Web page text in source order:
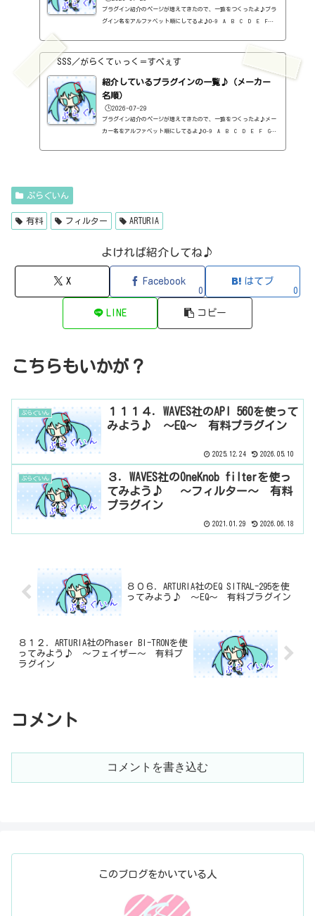
プラグイン紹介のページが増えてきたので、一覧をつくったよ♪プラ
グイン名をアルファベット順にしてるよ♪0-9 A B C D E F G
料）2B DELAYED CLASSIC（2B Played Music・ディレイ・有料）2B RE
VERBED（2B Played Music・リバーブ・有料）2B Shaped Filter（2
B Played Music・フィルタープラグイン・有料）3-Band EQ（Kilohe
arts・EQ・無料）40'S VERY OWN DRUMS（NATIVE INSTRUMENTS・ドラ
ム...
SSS／がらくてぃっく＝すぺぇす
紹介しているプラグインの一覧♪（メーカー
名順）
🕒️2026-07-29
プラグイン紹介のページが増えてきたので、一覧をつくったよ♪メー
カー名をアルファベット順にしてるよ♪0-9 A B C D E F G
ップ...
ぷらぐいん
有料 フィルター ARTURIA
よければ紹介してね♪
X Facebook
0
はてブ
0
LINE コピー
こちらもいかが？
ぷらぐいん
１１１４．WAVES社のAPI 560を使って
みよう♪ ～EQ～ 有料プラグイン
2025.12.24 2026.05.10
ぷらぐいん
３．WAVES社のOneKnob filterを使っ
てみよう♪ 〜フィルター〜 有料
プラグイン
2021.01.29 2026.06.18
８０６．ARTURIA社のEQ SITRAL-295を使
ってみよう♪ ～EQ～ 有料プラグイン
８１２．ARTURIA社のPhaser BI-TRONを使
ってみよう♪ ～フェイザー～ 有料プ
ラグイン
コメント
コメントを書き込む
このブログをかいている人